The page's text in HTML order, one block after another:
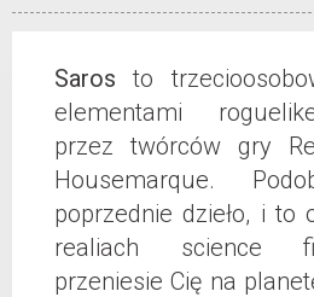
Saros to
elementami
przez twórców gry
Housemarque.
poprzednie dzieło, i to
realiach science
przeniesie Cię na